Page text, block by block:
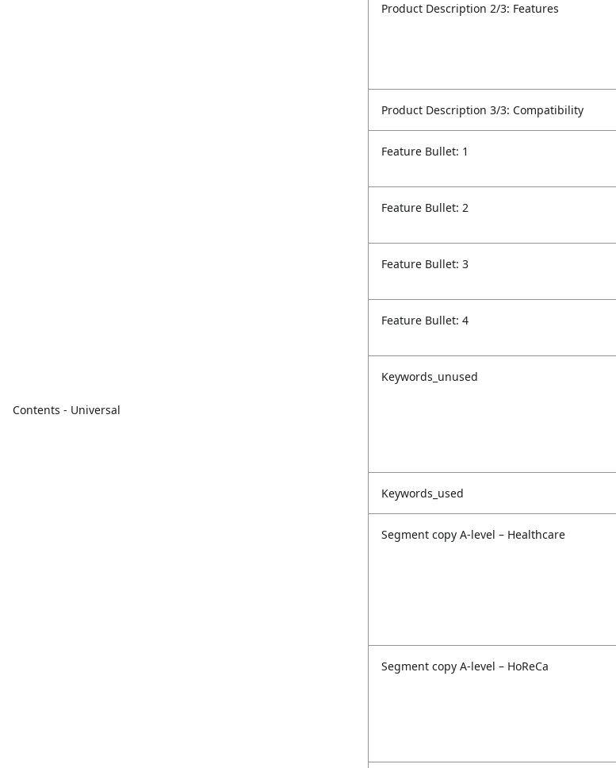
Contents - Universal
Product Description 2/3: Features
Product Description 3/3: Compatibility
Feature Bullet: 1
Feature Bullet: 2
Feature Bullet: 3
Feature Bullet: 4
Keywords_unused
Keywords_used
Segment copy A-level – Healthcare
Segment copy A-level – HoReCa